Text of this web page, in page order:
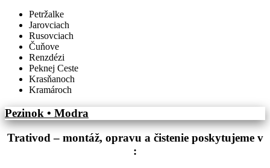
Petržalke
Jarovciach
Rusovciach
Čuňove
Renzdézi
Peknej Ceste
Krasňanoch
Kramároch
Pezinok • Modra
Trativod – montáž, opravu a čistenie poskytujeme v
: